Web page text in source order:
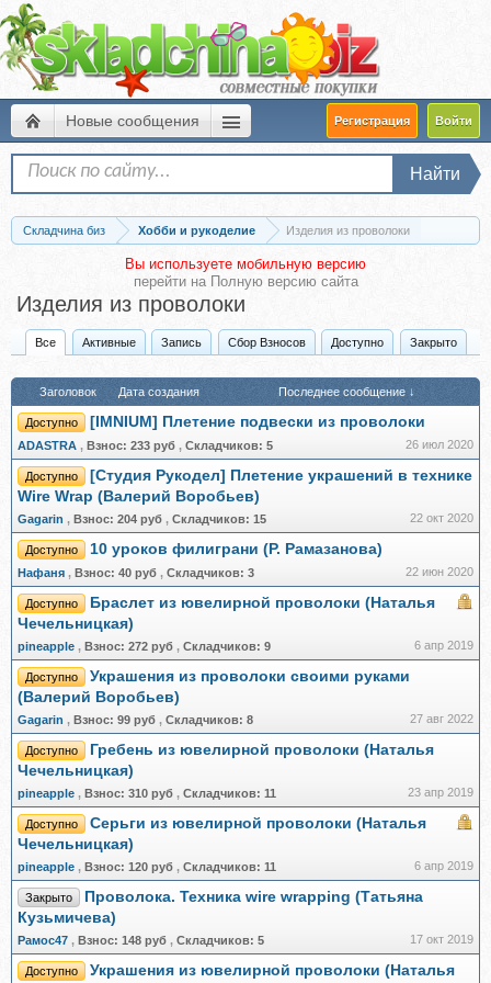
Новые сообщения Регистрация Войти
Найти
Складчина биз Хобби и рукоделие Изделия из проволоки
Вы используете мобильную версию
перейти на Полную версию сайта
Изделия из проволоки
Все Активные Запись Сбор Взносов Доступно Закрыто
Заголовок Дата создания Последнее сообщение ↓
Доступно [IMNIUM] Плетение подвески из проволоки
ADASTRA , Взнос: 233 руб , Складчиков: 5 26 июл 2020
Доступно
[Студия Рукодел] Плетение украшений в технике
Wire Wrap (Валерий Воробьев)
Gagarin , Взнос: 204 руб , Складчиков: 15 22 окт 2020
Доступно 10 уроков филиграни (Р. Рамазанова)
Нафаня , Взнос: 40 руб , Складчиков: 3 22 июн 2020
Доступно
Браслет из ювелирной проволоки (Наталья
Чечельницкая)
pineapple , Взнос: 272 руб , Складчиков: 9 6 апр 2019
Доступно
Украшения из проволоки своими руками
(Валерий Воробьев)
Gagarin , Взнос: 99 руб , Складчиков: 8 27 авг 2022
Доступно
Гребень из ювелирной проволоки (Наталья
Чечельницкая)
pineapple , Взнос: 310 руб , Складчиков: 11 23 апр 2019
Доступно
Серьги из ювелирной проволоки (Наталья
Чечельницкая)
pineapple , Взнос: 120 руб , Складчиков: 11 6 апр 2019
Закрыто
Проволока. Техника wire wrapping (Татьяна
Кузьмичева)
Рамос47 , Взнос: 148 руб , Складчиков: 5 17 окт 2019
Доступно
Украшения из ювелирной проволоки (Наталья